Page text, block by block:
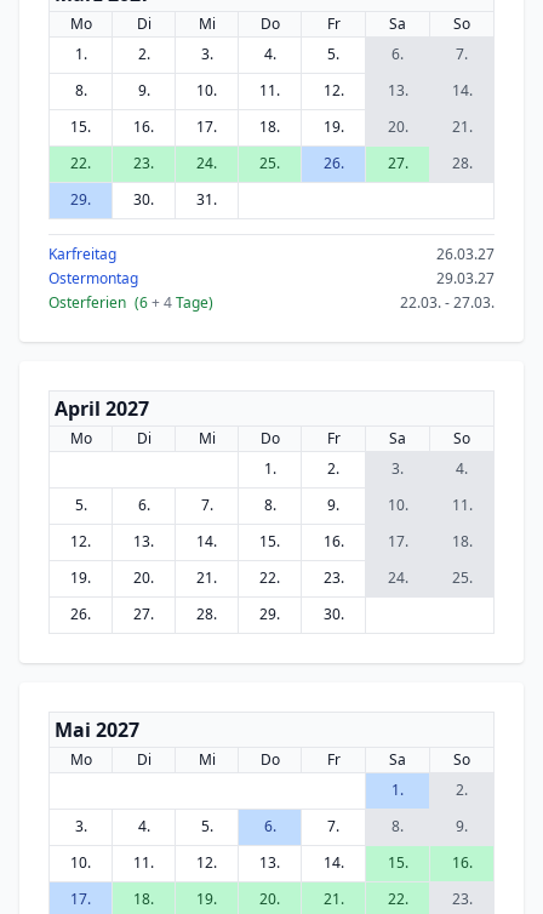
Mo Di Mi Do Fr Sa
So
1.
2. 3. 4. 5. 6.
7.
8.
9. 10. 11. 12. 13.
14.
15.
16. 17. 18. 19. 20.
21.
22.
23. 24. 25. 26. 27.
28.
29.
30. 31.
Karfreitag
26.03.27
Ostermontag
29.03.27
Osterferien (6+ 4Tage) 22.03. - 27.03.
April 2027
Mo Di Mi Do Fr Sa
So
1.
2. 3.
4.
5.
6. 7. 8. 9. 10.
11.
12.
13. 14. 15. 16. 17.
18.
19.
20. 21. 22. 23. 24.
25.
26.
27. 28. 29. 30.
Mai 2027
Mo Di Mi Do Fr Sa
So
1.
2.
3.
4. 5. 6. 7. 8.
9.
10.
11. 12. 13. 14. 15.
16.
17.
18. 19. 20. 21. 22. 23.